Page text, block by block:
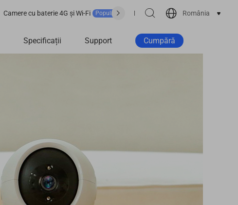
Camere cu baterie 4G și Wi-Fi Popular De unde cumpărăm? Suport
România
Specificații Support Cumpără